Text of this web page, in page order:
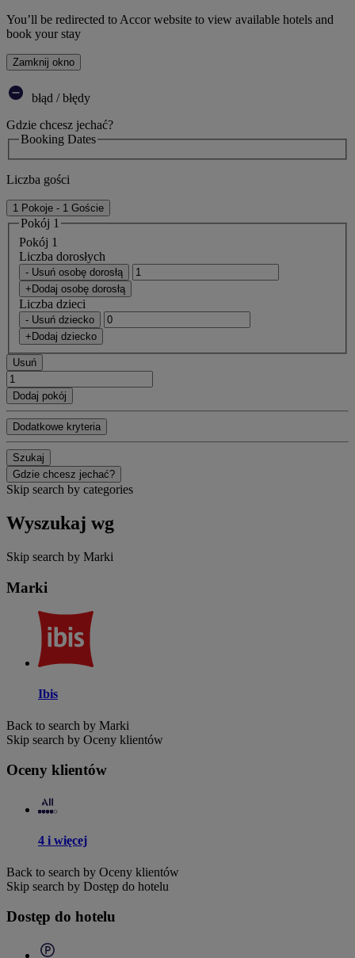
You’ll be redirected to Accor website to view available hotels and
book your stay
Zamknij okno
błąd / błędy
Gdzie chcesz jechać?
Booking Dates
Liczba gości
1 Pokoje - 1 Goście
Pokój 1
Pokój 1
Liczba dorosłych
- Usuń osobę dorosłą
+Dodaj osobę dorosłą
Liczba dzieci
- Usuń dziecko
+Dodaj dziecko
Usuń
Dodaj pokój
Dodatkowe kryteria
Szukaj
Gdzie chcesz jechać?
Skip search by categories
Wyszukaj wg
Skip search by Marki
Marki
Ibis
Back to search by Marki
Skip search by Oceny klientów
Oceny klientów
4 i więcej
Back to search by Oceny klientów
Skip search by Dostęp do hotelu
Dostęp do hotelu